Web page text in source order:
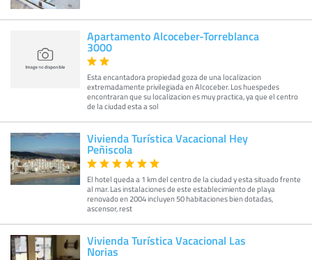
Apartamento Alcoceber-Torreblanca
3000
Esta encantadora propiedad goza de una localizacion
extremadamente privilegiada en Alcoceber. Los huespedes
encontraran que su localizacion es muy practica, ya que el centro
de la ciudad esta a sol
Vivienda Turística Vacacional Hey
Peñiscola
El hotel queda a 1 km del centro de la ciudad y esta situado frente
al mar. Las instalaciones de este establecimiento de playa
renovado en 2004 incluyen 50 habitaciones bien dotadas,
ascensor, rest
Vivienda Turística Vacacional Las
Norias